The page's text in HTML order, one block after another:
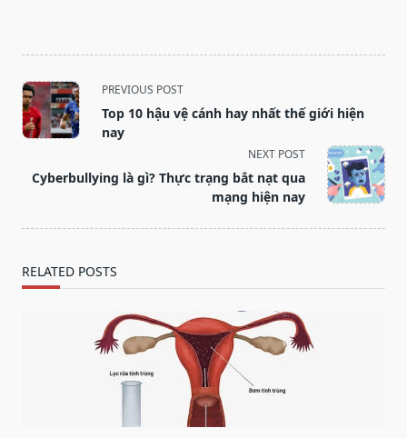
<span
class="nav-
subtitle
reader-
PREVIOUS POST
Top 10 hậu vệ cánh hay nhất thế giới hiện
nay
NEXT POST
Cyberbullying là gì? Thực trạng bắt nạt qua
mạng hiện nay
RELATED POSTS